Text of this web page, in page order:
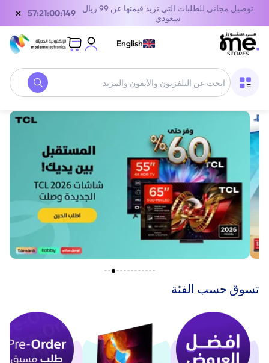
توصيل مجاني للطلبات التي تزيد قيمتها عن 99 ريال
سعودي
56:21:00:149
×
English
‫تسوق حسب الفئة‬